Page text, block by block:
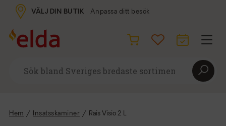
VÄLJ DIN BUTIK Anpassa ditt besök
Hem / Insatsskaminer / Rais Visio 2 L